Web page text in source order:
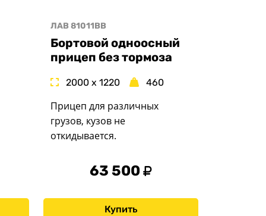
ЛАВ 81011BB
Бортовой одноосный
прицеп без тормоза
2000 x 1220 460
Прицеп для различных
грузов, кузов не
откидывается.
63 500
Купить